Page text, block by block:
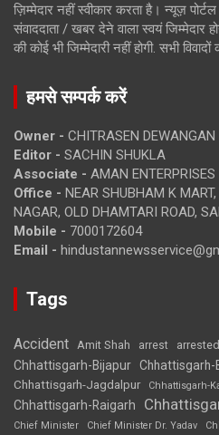
ज़िम्मेदार नहीं स्वीकार करता है। न्यूज़
संवाददाता / खबर देने वाला स्वयं जिम्मेदार
की कोई भी जिम्मेदारी नहीं होगी. सभी विवादों
हमसे सम्पर्क करें
Owner - CHITRASEN DEWANGAN
Editor - SACHIN SHUKLA
Associate - AMAN ENTERPRISES
Office - NEAR SHUBHAM K
NAGAR, OLD DHAMTARI ROAD,
Mobile - 7000172604
Email -
Tags
Accident Amit Shah arrest arrested
Chhattisgarh-Bijapur Chhattisgarh-
Chhattisgarh-Jagdalpur Chhattisgarh-
Chhattisgarh-Raigarh
Chief Minister
Chief Minister Dr. Yadav